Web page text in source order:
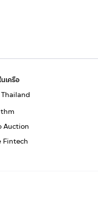
เครือ
Auction
Fintech